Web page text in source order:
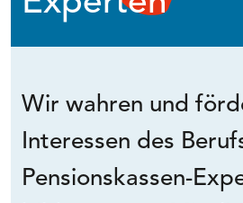
Wir wahren und
Interessen des
Pensionskassen-